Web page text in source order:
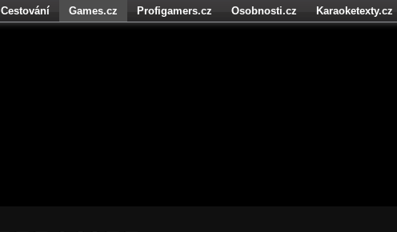
Cestování Games.cz Profigamers.cz Osobnosti.cz Karaoketexty.cz